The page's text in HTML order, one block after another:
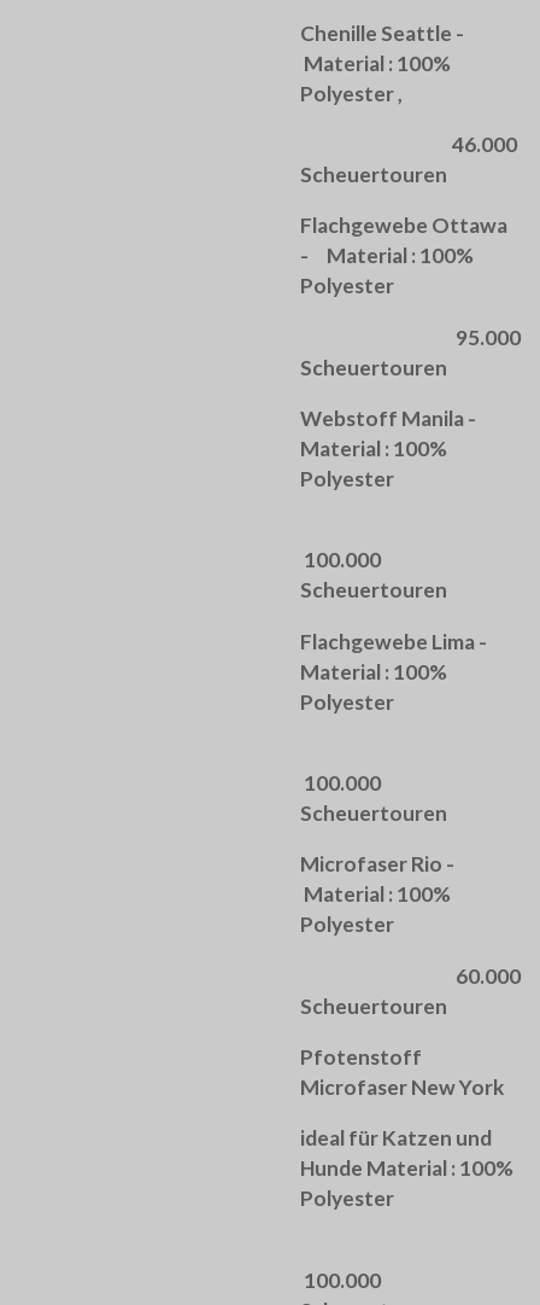
Chenille Seattle -
Material : 100%
Polyester ,
46.000
Scheuertouren
Flachgewebe Ottawa
- Material : 100%
Polyester
95.000
Scheuertouren
Webstoff Manila -
Material : 100%
Polyester
100.000
Scheuertouren
Flachgewebe Lima -
Material : 100%
Polyester
100.000
Scheuertouren
Microfaser Rio -
Material : 100%
Polyester
60.000
Scheuertouren
Pfotenstoff
Microfaser New York
ideal für Katzen und
Hunde Material : 100%
Polyester
100.000